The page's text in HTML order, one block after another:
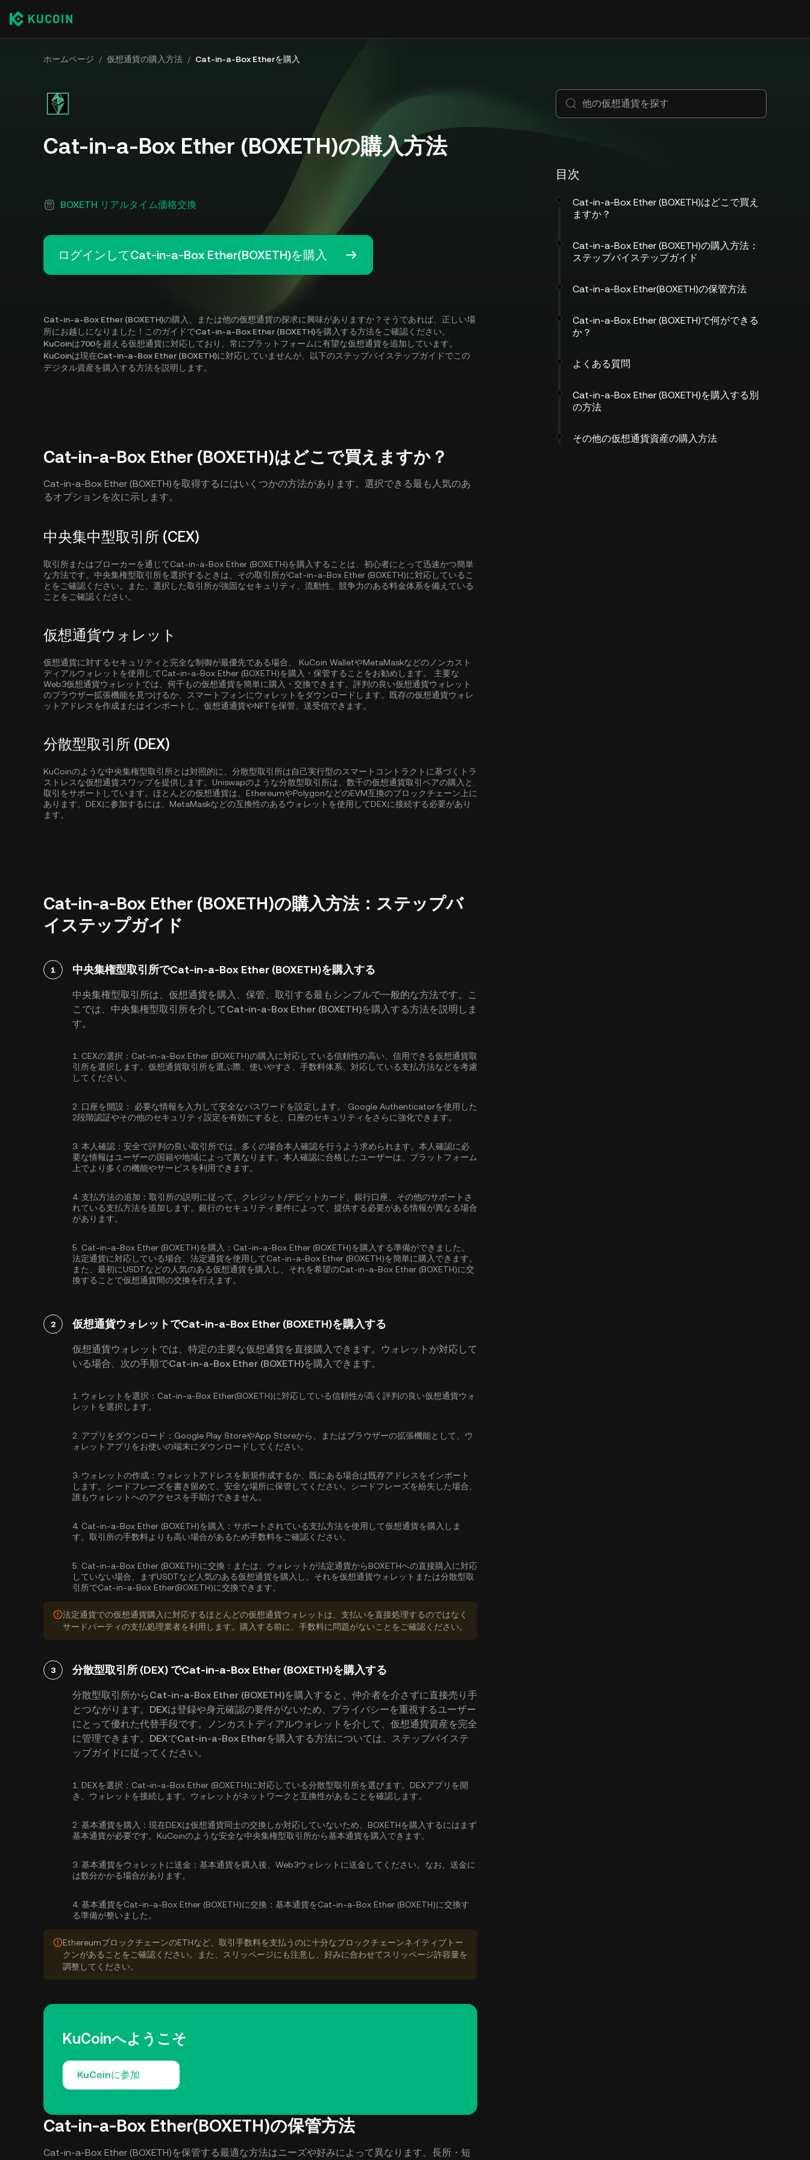
ホームページ / 仮想通貨の購入方法 / Cat-in-a-Box Etherを購入
Cat-in-a-Box Ether (BOXETH)の購入方法
BOXETH リアルタイム価格交換
ログインしてCat-in-a-Box Ether(BOXETH)を購入
Cat-in-a-Box Ether (BOXETH)の購入、または他の仮想通貨の探求に興味がありますか？そうであれば、正しい場
所にお越しになりました！このガイドでCat-in-a-Box Ether (BOXETH)を購入する方法をご確認ください。
KuCoinは700を超える仮想通貨に対応しており、常にプラットフォームに有望な仮想通貨を追加しています。
KuCoinは現在Cat-in-a-Box Ether (BOXETH)に対応していませんが、以下のステップバイステップガイドでこの
デジタル資産を購入する方法を説明します。
Cat-in-a-Box Ether (BOXETH)はどこで買えますか？
Cat-in-a-Box Ether (BOXETH)を取得するにはいくつかの方法があります。選択できる最も人気のあ
るオプションを次に示します。
中央集中型取引所 (CEX)
取引所またはブローカーを通じてCat-in-a-Box Ether (BOXETH)を購入することは、初心者にとって迅速かつ簡単
な方法です。中央集権型取引所を選択するときは、その取引所がCat-in-a-Box Ether (BOXETH)に対応しているこ
とをご確認ください。また、選択した取引所が強固なセキュリティ、流動性、競争力のある料金体系を備えている
ことをご確認ください。
仮想通貨ウォレット
仮想通貨に対するセキュリティと完全な制御が最優先である場合、 KuCoin WalletやMetaMaskなどのノンカスト
ディアルウォレットを使用してCat-in-a-Box Ether (BOXETH)を購入・保管することをお勧めします。 主要な
Web3仮想通貨ウォレットでは、何千もの仮想通貨を簡単に購入・交換できます。評判の良い仮想通貨ウォレット
のブラウザー拡張機能を見つけるか、スマートフォンにウォレットをダウンロードします。既存の仮想通貨ウォレ
ットアドレスを作成またはインポートし、仮想通通貨やNFTを保管、送受信できます。
分散型取引所 (DEX)
KuCoinのような中央集権型取引所とは対照的に、分散型取引所は自己実行型のスマートコントラクトに基づくトラ
ストレスな仮想通貨スワップを提供します。Uniswapのような分散型取引所は、数千の仮想通貨取引ペアの購入と
取引をサポートしています。ほとんどの仮想通貨は、 EthereumやPolygonなどのEVM互換のブロックチェーン上に
あります。DEXに参加するには、MetaMaskなどの互換性のあるウォレットを使用してDEXに接続する必要があり
ます。
Cat-in-a-Box Ether (BOXETH)の購入方法：ステップバ
イステップガイド
1 中央集権型取引所でCat-in-a-Box Ether (BOXETH)を購入する
中央集権型取引所は、仮想通貨を購入、保管、取引する最もシンプルで一般的な方法です。こ
こでは、中央集権型取引所を介してCat-in-a-Box Ether (BOXETH)を購入する方法を説明しま
す。
1. CEXの選択： Cat-in-a-Box Ether (BOXETH)の購入に対応している信頼性の高い、信用できる仮想通貨取
引所を選択します。仮想通貨取引所を選ぶ際、使いやすさ、手数料体系、対応している支払方法などを考慮
してください。
2. 口座を開設： 必要な情報を入力して安全なパスワードを設定します。 Google Authenticatorを使用した
2段階認証やその他のセキュリティ設定を有効にすると、口座のセキュリティをさらに強化できます。
3. 本人確認： 安全で評判の良い取引所では、多くの場合本人確認を行うよう求められます。本人確認に必
要な情報はユーザーの国籍や地域によって異なります。本人確認に合格したユーザーは、プラットフォーム
上でより多くの機能やサービスを利用できます。
4. 支払方法の追加： 取引所の説明に従って、クレジット/デビットカード、銀行口座、その他のサポートさ
れている支払方法を追加します。銀行のセキュリティ要件によって、提供する必要がある情報が異なる場合
があります。
5. Cat-in-a-Box Ether (BOXETH)を購入： Cat-in-a-Box Ether (BOXETH)を購入する準備ができました。
法定通貨に対応している場合、法定通貨を使用してCat-in-a-Box Ether (BOXETH)を簡単に購入できます。
また、最初にUSDTなどの人気のある仮想通貨を購入し、それを希望のCat-in-a-Box Ether (BOXETH)に交
換することで仮想通貨間の交換を行えます。
2 仮想通貨ウォレットでCat-in-a-Box Ether (BOXETH)を購入する
仮想通貨ウォレットでは、特定の主要な仮想通貨を直接購入できます。ウォレットが対応して
いる場合、次の手順でCat-in-a-Box Ether (BOXETH)を購入できます。
1. ウォレットを選択： Cat-in-a-Box Ether(BOXETH)に対応している信頼性が高く評判の良い仮想通貨ウォ
レットを選択します。
2. アプリをダウンロード： Google Play StoreやApp Storeから、またはブラウザーの拡張機能として、ウ
ォレットアプリをお使いの端末にダウンロードしてください。
3. ウォレットの作成： ウォレットアドレスを新規作成するか、既にある場合は既存アドレスをインポート
します。シードフレーズを書き留めて、安全な場所に保管してください。シードフレーズを紛失した場合、
誰もウォレットへのアクセスを手助けできません。
4. Cat-in-a-Box Ether (BOXETH)を購入： サポートされている支払方法を使用して仮想通貨を購入しま
す。取引所の手数料よりも高い場合があるため手数料をご確認ください。
5. Cat-in-a-Box Ether (BOXETH)に交換： または、ウォレットが法定通貨からBOXETHへの直接購入に対応
していない場合、まずUSDTなど人気のある仮想通貨を購入し、それを仮想通貨ウォレットまたは分散型取
引所でCat-in-a-Box Ether(BOXETH)に交換できます。
法定通貨での仮想通貨購入に対応するほとんどの仮想通貨ウォレットは、支払いを直接処理するのではなく
サードパーティの支払処理業者を利用します。購入する前に、手数料に問題がないことをご確認ください。
3 分散型取引所 (DEX) でCat-in-a-Box Ether (BOXETH)を購入する
分散型取引所からCat-in-a-Box Ether (BOXETH)を購入すると、仲介者を介さずに直接売り手
とつながります。DEXは登録や身元確認の要件がないため、プライバシーを重視するユーザー
にとって優れた代替手段です。ノンカストディアルウォレットを介して、仮想通貨資産を完全
に管理できます。DEXでCat-in-a-Box Etherを購入する方法については、ステップバイステ
ップガイドに従ってください。
1. DEXを選択： Cat-in-a-Box Ether (BOXETH)に対応している分散型取引所を選びます。DEXアプリを開
き、ウォレットを接続します。ウォレットがネットワークと互換性があることを確認します。
2. 基本通貨を購入： 現在DEXは仮想通貨同士の交換しか対応していないため、BOXETHを購入するにはまず
基本通貨が必要です。KuCoinのような安全な中央集権型取引所から基本通貨を購入 できます。
3. 基本通貨をウォレットに送金： 基本通貨を購入後、Web3ウォレットに送金してください。なお、送金に
は数分かかる場合があります。
4. 基本通貨をCat-in-a-Box Ether (BOXETH)に交換： 基本通貨をCat-in-a-Box Ether (BOXETH)に交換す
る準備が整いました。
EthereumブロックチェーンのETHなど、取引手数料を支払うのに十分なブロックチェーンネイティブトー
クンがあることをご確認ください。また、スリッページにも注意し、好みに合わせてスリッページ許容量を
調整してください。
KuCoinへようこそ
KuCoinに参加
Cat-in-a-Box Ether(BOXETH)の保管方法
Cat-in-a-Box Ether (BOXETH)を保管する最適な方法はニーズや好みによって異なります。長所・短
目次
Cat-in-a-Box Ether (BOXETH)はどこで買え
ますか？
Cat-in-a-Box Ether (BOXETH)の購入方法：
ステップバイステップガイド
Cat-in-a-Box Ether(BOXETH)の保管方法
Cat-in-a-Box Ether (BOXETH)で何ができる
か？
よくある質問
Cat-in-a-Box Ether (BOXETH)を購入する別
の方法
その他の仮想通貨資産の購入方法